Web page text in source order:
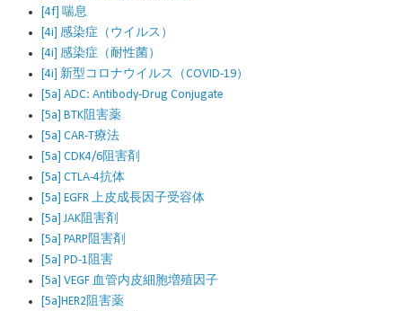
[4f] 喘息
[4i] 感染症（ウイルス）
[4i] 感染症（耐性菌）
[4i] 新型コロナウイルス（COVID-19）
[5a] ADC: Antibody-Drug Conjugate
[5a] BTK阻害薬
[5a] CAR-T療法
[5a] CDK4/6阻害剤
[5a] CTLA-4抗体
[5a] EGFR 上皮成長因子受容体
[5a] JAK阻害剤
[5a] PARP阻害剤
[5a] PD-1阻害
[5a] VEGF 血管内皮細胞増殖因子
[5a]HER2阻害薬